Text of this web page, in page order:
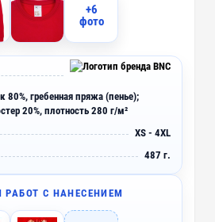
+6
фото
80%, гребенная пряжа (пенье);
20%, плотность 280 г/м²
XS - 4XL
487 г.
РАБОТ С НАНЕСЕНИЕМ